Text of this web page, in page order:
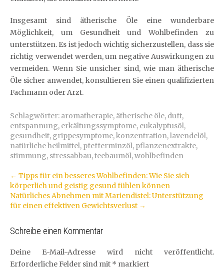
Insgesamt sind ätherische Öle eine wunderbare
Möglichkeit, um Gesundheit und Wohlbefinden zu
unterstützen. Es ist jedoch wichtig sicherzustellen, dass sie
richtig verwendet werden, um negative Auswirkungen zu
vermeiden. Wenn Sie unsicher sind, wie man ätherische
Öle sicher anwendet, konsultieren Sie einen qualifizierten
Fachmann oder Arzt.
Schlagwörter: aromatherapie, ätherische öle, duft,
entspannung, erkältungssymptome, eukalyptusöl,
gesundheit, grippesymptome,konzentration,lavendelöl,
natürliche heilmittel, pfefferminzöl, pflanzenextrakte,
stimmung, stressabbau,teebaumöl,wohlbefinden
Artikel-
Navigation
← Tipps für ein besseres Wohlbefinden: Wie Sie sich
körperlich und geistig gesund fühlen können
Natürliches Abnehmen mit Mariendistel: Unterstützung
für einen effektiven Gewichtsverlust →
Schreibe einen Kommentar
Deine E-Mail-Adresse wird nicht veröffentlicht.
Erforderliche Felder sind mit * markiert